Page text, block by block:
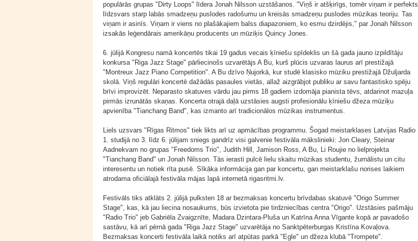
populārās grupas "Dirty Loops" līdera Jonah Nilsson uzstāšanos. "Viņš ir atšķirīgs, tomēr viņam ir perfekts
līdzsvars starp labās smadzeņu puslodes radošumu un kreisās smadzeņu puslodes mūzikas teoriju. Tas
viņam ir asinīs. Viņam ir viens no plašākajiem balss diapazoniem, ko esmu dzirdējis," par Jonah Nilsson
izsakās leģendārais amerikāņu producents un mūziķis Quincy Jones.
6. jūlijā Kongresu namā koncertēs tikai 19 gadus vecais ķīniešu spīdeklis un šā gada jauno izpildītāju
konkursa "Riga Jazz Stage" pārliecinošs uzvarētājs A Bu, kurš plūcis uzvaras laurus arī prestižajā
"Montreux Jazz Piano Competition". A Bu dzīvo Ņujorkā, kur studē klasisko mūziku prestižajā Džuljarda
skolā. Viņš regulāri koncertē dažādās pasaules vietās, allaž aizgrābjot publiku ar savu fantastisko spēju
brīvi improvizēt. Neparasto skatuves vārdu jau pirms 18 gadiem izdomāja pianista tēvs, atdarinot mazuļa
pirmās izrunātās skaņas. Koncerta otrajā daļā uzstāsies augsti profesionālu ķīniešu džeza mūziķu
apvienība "Tianchang Band", kas izmanto arī tradicionālos mūzikas instrumentus.
Liels uzsvars "Rīgas Ritmos" tiek likts arī uz apmācības programmu. Šogad meistarklases Latvijas Radio
1. studijā no 3. līdz 6. jūlijam sniegs gandrīz visi galvenie festivāla mākslinieki: Jon Cleary, Steinar
Aadnekvam no grupas "Freedoms Trio", Judith Hill, Jamison Ross, A Bu, Li Roujie no lielprojekta
"Tianchang Band" un Jonah Nilsson. Tās ierasti pulcē lielu skaitu mūzikas studentu, žurnālistu un citu
interesentu un notiek rīta pusē. Sīkāka informācija gan par koncertu, gan meistarklašu norises laikiem
atrodama oficiālajā festivāla mājas lapā internetā rigasritmi.lv.
Festivāls tiks atklāts 2. jūlijā pulksten 18 ar bezmaksas koncertu brīvdabas skatuvē "Origo Summer
Stage", kas, kā jau liecina nosaukums, būs izvietota pie tirdzniecības centra "Origo". Uzstāsies pašmāju
"Radio Trio" jeb Gabriēla Zvaigznīte, Madara Dzintara-Pluša un Katrīna Anna Vīgante kopā ar pavadošo
sastāvu, kā arī pērnā gada "Riga Jazz Stage" uzvarētāja no Sanktpēterburgas Kristīna Kovaļova.
Bezmaksas koncerti festivāla laikā notiks arī atpūtas parkā "Egle" un džeza klubā "Trompete".